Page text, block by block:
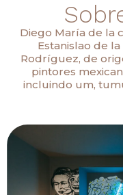
Diego María de la
Estanislao de
Rodríguez, de
pintores
incluindo um,